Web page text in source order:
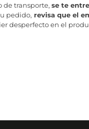
de transporte, se te
pedido, revisa que el
desperfecto en el